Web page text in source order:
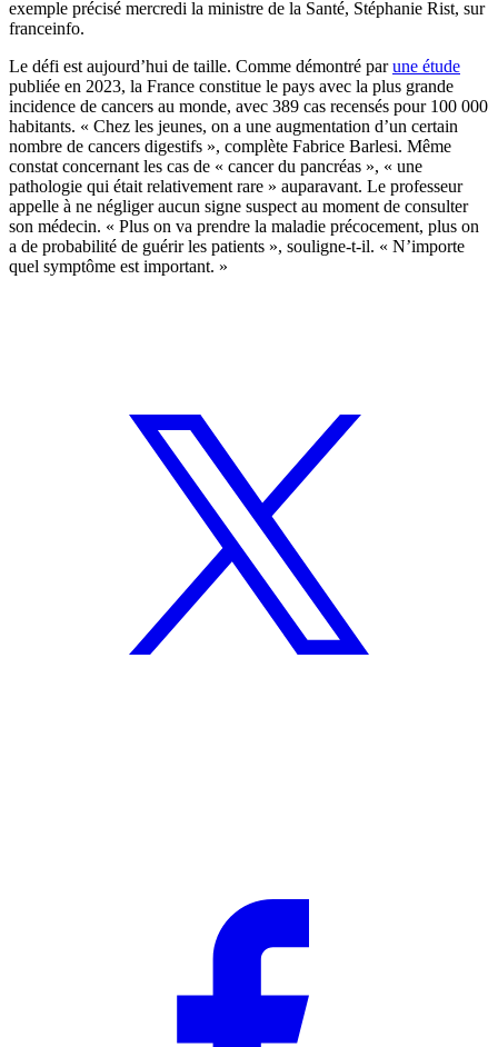
exemple précisé mercredi la ministre de la Santé, Stéphanie Rist, sur
franceinfo.
Le défi est aujourd’hui de taille. Comme démontré parune étude
publiée en 2023, la France constitue le pays avec la plus grande
incidence de cancers au monde, avec 389 cas recensés pour 100 000
habitants. « Chez les jeunes, on a une augmentation d’un certain
nombre de cancers digestifs », complète Fabrice Barlesi. Même
constat concernant les cas de « cancer du pancréas », « une
pathologie qui était relativement rare » auparavant. Le professeur
appelle à ne négliger aucun signe suspect au moment de consulter
son médecin. « Plus on va prendre la maladie précocement, plus on
a de probabilité de guérir les patients », souligne-t-il. « N’importe
quel symptôme est important. »